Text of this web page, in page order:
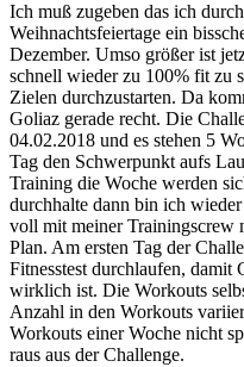
Ich muß zugeben das ich
Weihnachtsfeiertage ein
Dezember. Umso größer ist
schnell wieder zu 100% fit zu
Zielen durchzustarten. Da
Goliaz gerade recht. Die
04.02.2018 und es stehen 5
Tag den Schwerpunkt aufs
Training die Woche werden
durchhalte dann bin ich
voll mit meiner Trainingscrew
Plan. Am ersten Tag der
Fitnesstest durchlaufen, damit
wirklich ist. Die Workouts
Anzahl in den Workouts
Workouts einer Woche nicht
raus aus der Challenge.